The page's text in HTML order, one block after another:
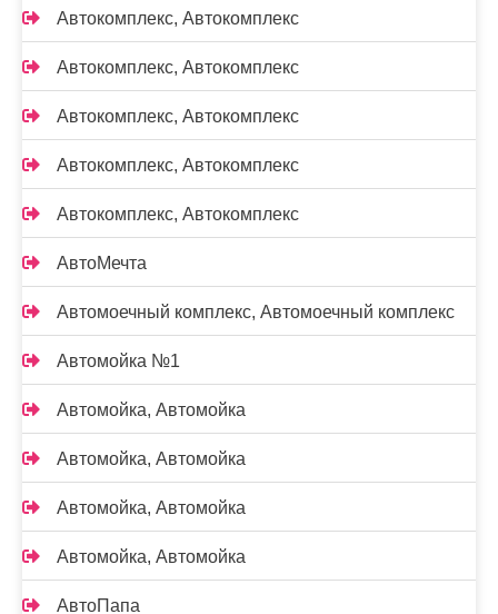
Автокомплекс, Автокомплекс
Автокомплекс, Автокомплекс
Автокомплекс, Автокомплекс
Автокомплекс, Автокомплекс
Автокомплекс, Автокомплекс
АвтоМечта
Автомоечный комплекс, Автомоечный комплекс
Автомойка №1
Автомойка, Автомойка
Автомойка, Автомойка
Автомойка, Автомойка
Автомойка, Автомойка
АвтоПапа